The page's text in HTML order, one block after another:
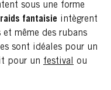
sous une forme
fantaisie intègrent
même des rubans
sont idéales pour un
pour un festival
ou